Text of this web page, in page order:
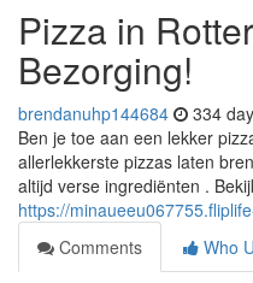
Pizza in
Bezorging!
brendanuhp144684 334
Ben je toe aan een lekker
allerlekkerste pizzas laten
altijd verse ingrediënten .
https://
Comments
Who